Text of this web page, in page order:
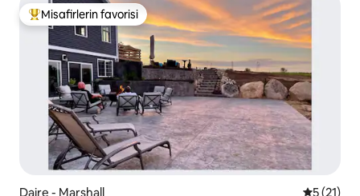
Misafirlerin favorilerinden en beğenilenler arasında
Misafirlerin favorisi
Daire - Marshall 55 (21)